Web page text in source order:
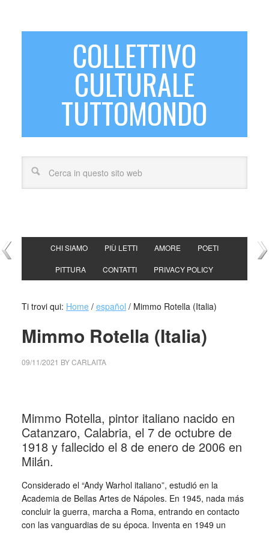
COLLETTIVO
CULTURALE
TUTTOMONDO
CHI SIAMO PIÙ LETTI AMORE POETI
PITTURA CONTATTI PRIVACY POLICY
Ti trovi qui: Home / español /Mimmo Rotella (Italia)
Mimmo Rotella (Italia)
09/11/2021 BYCARLAITA
Mimmo Rotella, pintor italiano nacido en
Catanzaro, Calabria, el 7 de octubre de
1918 y fallecido el 8 de enero de 2006 en
Milán.
Considerado el “Andy Warhol italiano”, estudió en la
Academia de Bellas Artes de Nápoles. En 1945, nada más
concluir la guerra, marcha a Roma, entrando en contacto
con las vanguardias de su época. Inventa en 1949 un